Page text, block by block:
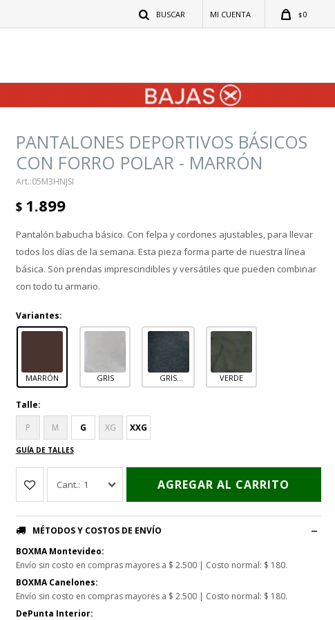
$0
PANTALONES DEPORTIVOS BÁSICOS
CON FORRO POLAR - MARRÓN
05M3HNJSI
$ 1.899
Pantalón babucha básico. Con felpa y cordones ajustables, para llevar
todos los días de la semana. Esta pieza forma parte de nuestra línea
básica. Son prendas imprescindibles y versátiles que pueden combinar
con todo tu armario.
Variantes:
MARRÓN GRIS
GRIS
OSCURO
VERDE
Talle:
P
M G XG XXG
GUÍA DE TALLES
1 AGREGAR AL CARRITO
MÉTODOS Y COSTOS DE ENVÍO
BOXMA Montevideo:
Envío sin costo en compras mayores a $ 2.500 | Costo normal: $ 180.
BOXMA Canelones:
Envío sin costo en compras mayores a $ 2.500 | Costo normal: $ 180.
DePunta Interior: